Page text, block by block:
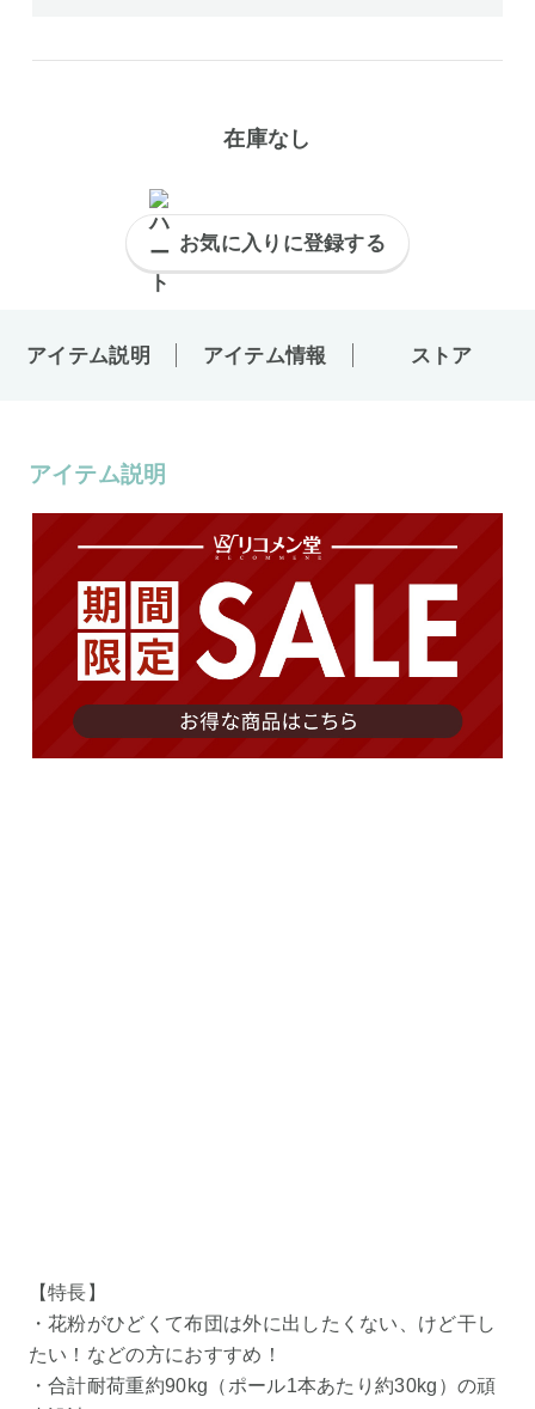
在庫なし
お気に入りに登録する
アイテム説明 アイテム情報 ストア
アイテム説明
【特長】
・花粉がひどくて布団は外に出したくない、けど干し
たい！などの方におすすめ！
・合計耐荷重約90kg（ポール1本あたり約30kg）の頑